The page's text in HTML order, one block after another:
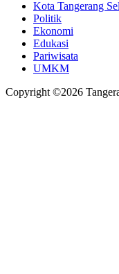
Kota Tangerang
Politik
Ekonomi
Edukasi
Pariwisata
UMKM
Copyright ©2026